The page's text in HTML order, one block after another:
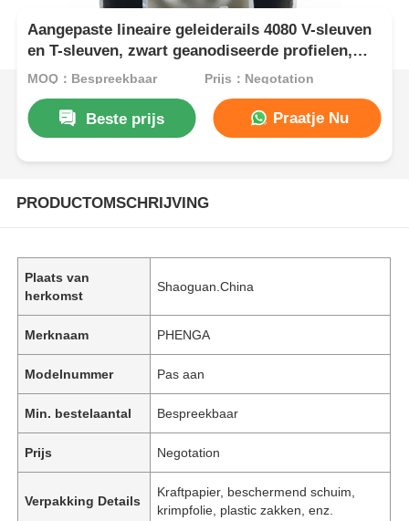
Aangepaste lineaire geleiderails 4080 V-sleuven
en T-sleuven, zwart geanodiseerde profielen,
CNC aluminium extrusieprofielen, industriële
MOQ：Bespreekbaar Prijs：Negotation
Beste prijs Praatje Nu
PRODUCTOMSCHRIJVING
Plaats van
herkomst
Shaoguan.China
Merknaam PHENGA
Modelnummer Pas aan
Min. bestelaantal Bespreekbaar
Prijs Negotation
Verpakking Details
Kraftpapier, beschermend schuim,
krimpfolie, plastic zakken, enz.